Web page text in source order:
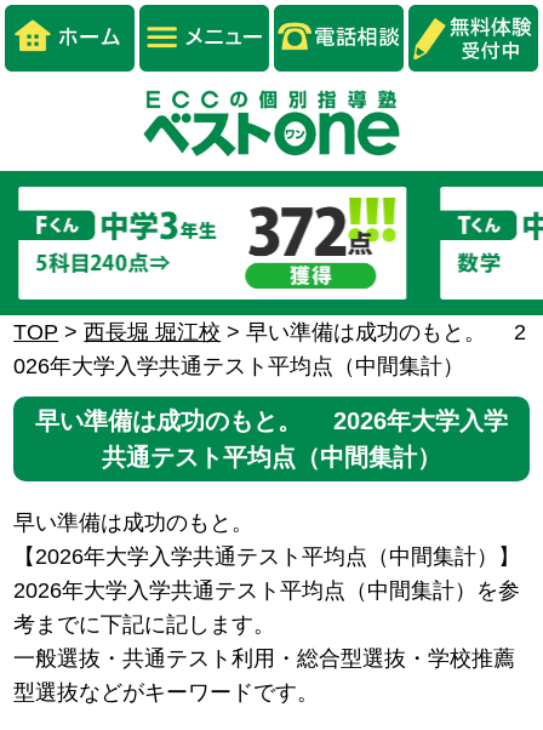
TOP >西長堀 堀江校 >早い準備は成功のもと。 2
026年大学入学共通テスト平均点（中間集計）
早い準備は成功のもと。 2026年大学入学
共通テスト平均点（中間集計）
早い準備は成功のもと。
【2026年大学入学共通テスト平均点（中間集計）】
2026年大学入学共通テスト平均点（中間集計）を参
考までに下記に記します。
一般選抜・共通テスト利用・総合型選抜・学校推薦
型選抜などがキーワードです。